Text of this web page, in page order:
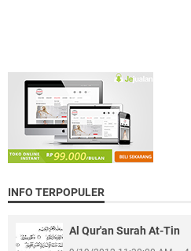
INFO TERPOPULER
Al Qur'an Surah At-Tin